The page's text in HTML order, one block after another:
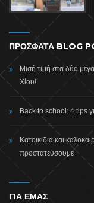
ΠΡΟΣΦΑΤΑ BLOG
Μισή τιμή στα δύο
Χίου!
Back to school: 4 tips
Κατοικίδια και
προστατεύσουμε
ΓΙΑ ΕΜΑΣ